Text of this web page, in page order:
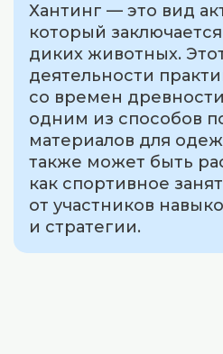
Хантинг — это вид
который
диких животных.
деятельности
со времен
одним из способов
материалов для
также может быть
как спортивное
от участников
и стратегии.